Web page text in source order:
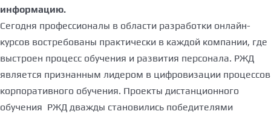
информацию.
Сегодня профессионалы в области разработки онлайн-
курсов востребованы практически в каждой компании, где
выстроен процесс обучения и развития персонала. РЖД
является признанным лидером в цифровизации процессов
корпоративного обучения. Проекты дистанционного
обучения РЖД дважды становились победителями